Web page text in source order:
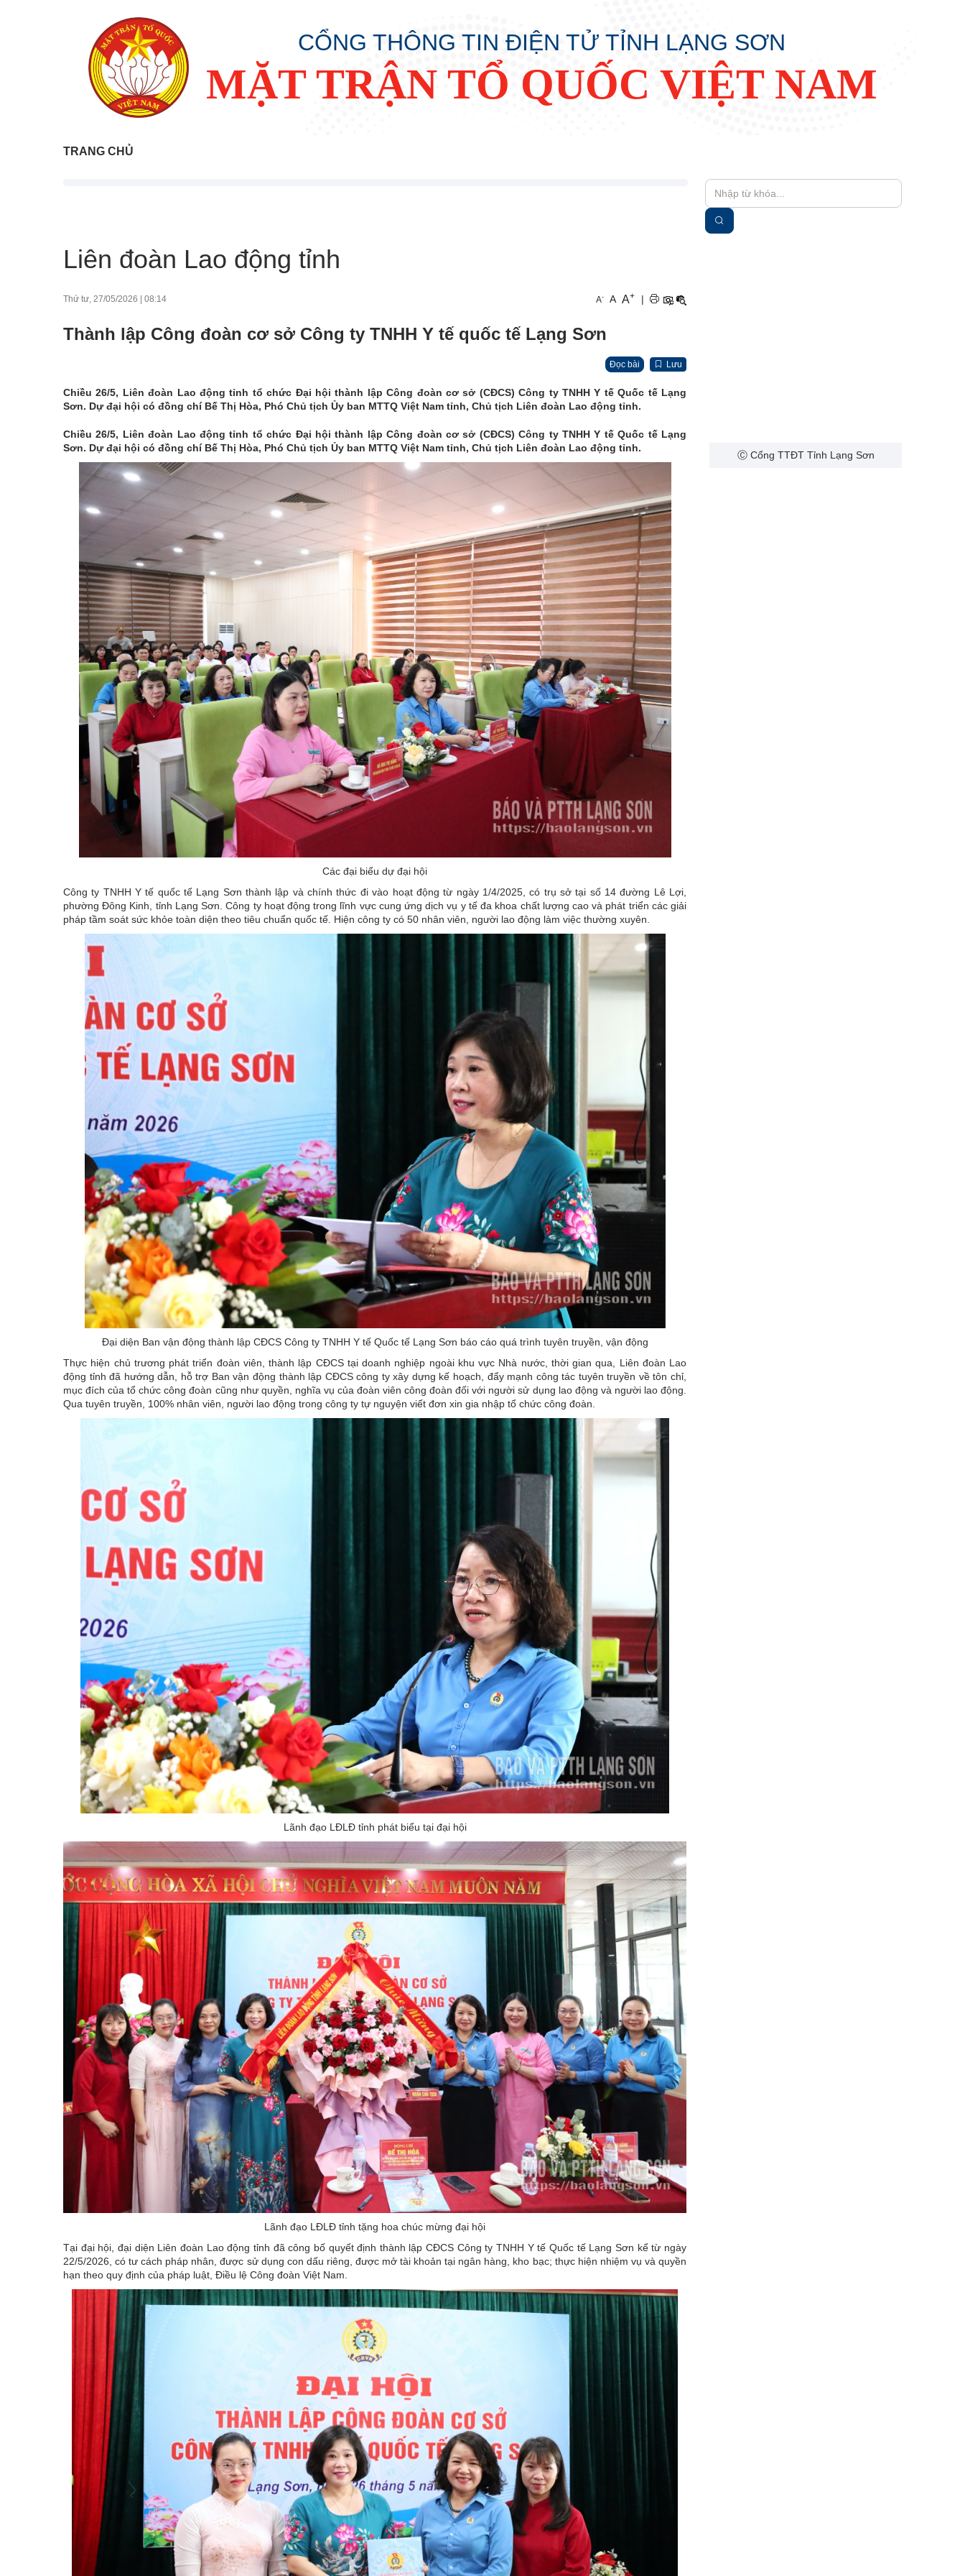
CỔNG THÔNG TIN ĐIỆN TỬ TỈNH LẠNG SƠN
MẶT TRẬN TỔ QUỐC VIỆT NAM
TRANG CHỦ
Liên đoàn Lao động tỉnh
Thứ tư, 27/05/2026 | 08:14 A- A A+ |
Thành lập Công đoàn cơ sở Công ty TNHH Y tế quốc tế Lạng Sơn
Đọc bài Lưu
Chiều 26/5, Liên đoàn Lao động tỉnh tổ chức Đại hội thành lập Công đoàn cơ sở (CĐCS) Công ty TNHH Y tế Quốc tế Lạng
Sơn. Dự đại hội có đồng chí Bế Thị Hòa, Phó Chủ tịch Ủy ban MTTQ Việt Nam tỉnh, Chủ tịch Liên đoàn Lao động tỉnh.
Chiều 26/5, Liên đoàn Lao động tỉnh tổ chức Đại hội thành lập Công đoàn cơ sở (CĐCS) Công ty TNHH Y tế Quốc tế Lạng
Sơn. Dự đại hội có đồng chí Bế Thị Hòa, Phó Chủ tịch Ủy ban MTTQ Việt Nam tỉnh, Chủ tịch Liên đoàn Lao động tỉnh.
Các đại biểu dự đại hội
Công ty TNHH Y tế quốc tế Lạng Sơn thành lập và chính thức đi vào hoạt động từ ngày 1/4/2025, có trụ sở tại số 14 đường Lê Lợi,
phường Đông Kinh, tỉnh Lạng Sơn. Công ty hoạt động trong lĩnh vực cung ứng dịch vụ y tế đa khoa chất lượng cao và phát triển các giải
pháp tầm soát sức khỏe toàn diện theo tiêu chuẩn quốc tế. Hiện công ty có 50 nhân viên, người lao động làm việc thường xuyên.
Đại diện Ban vận động thành lập CĐCS Công ty TNHH Y tế Quốc tế Lạng Sơn báo cáo quá trình tuyên truyền, vận động
Thực hiện chủ trương phát triển đoàn viên, thành lập CĐCS tại doanh nghiệp ngoài khu vực Nhà nước, thời gian qua, Liên đoàn Lao
động tỉnh đã hướng dẫn, hỗ trợ Ban vận động thành lập CĐCS công ty xây dựng kế hoạch, đẩy mạnh công tác tuyên truyền về tôn chỉ,
mục đích của tổ chức công đoàn cũng như quyền, nghĩa vụ của đoàn viên công đoàn đối với người sử dụng lao động và người lao động.
Qua tuyên truyền, 100% nhân viên, người lao động trong công ty tự nguyện viết đơn xin gia nhập tổ chức công đoàn.
Lãnh đạo LĐLĐ tỉnh phát biểu tại đại hội
Lãnh đạo LĐLĐ tỉnh tặng hoa chúc mừng đại hội
Tại đại hội, đại diện Liên đoàn Lao động tỉnh đã công bố quyết định thành lập CĐCS Công ty TNHH Y tế Quốc tế Lạng Sơn kể từ ngày
22/5/2026, có tư cách pháp nhân, được sử dụng con dấu riêng, được mở tài khoản tại ngân hàng, kho bạc; thực hiện nhiệm vụ và quyền
hạn theo quy định của pháp luật, Điều lệ Công đoàn Việt Nam.
Ⓒ Cổng TTĐT Tỉnh Lạng Sơn